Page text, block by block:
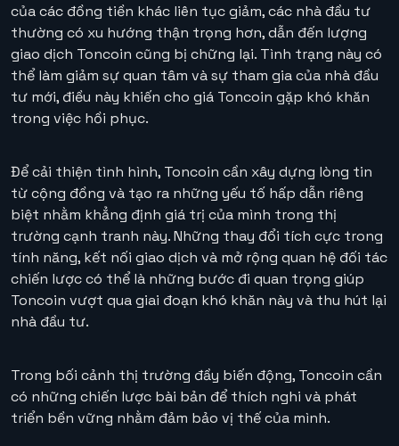
của các đồng tiền khác liên tục giảm, các nhà đầu tư
thường có xu hướng thận trọng hơn, dẫn đến lượng
giao dịch Toncoin cũng bị chững lại. Tình trạng này có
thể làm giảm sự quan tâm và sự tham gia của nhà đầu
tư mới, điều này khiến cho giá Toncoin gặp khó khăn
trong việc hồi phục.
Để cải thiện tình hình, Toncoin cần xây dựng lòng tin
từ cộng đồng và tạo ra những yếu tố hấp dẫn riêng
biệt nhằm khẳng định giá trị của mình trong thị
trường cạnh tranh này. Những thay đổi tích cực trong
tính năng, kết nối giao dịch và mở rộng quan hệ đối tác
chiến lược có thể là những bước đi quan trọng giúp
Toncoin vượt qua giai đoạn khó khăn này và thu hút lại
nhà đầu tư.
Trong bối cảnh thị trường đầy biến động, Toncoin cần
có những chiến lược bài bản để thích nghi và phát
triển bền vững nhằm đảm bảo vị thế của mình.